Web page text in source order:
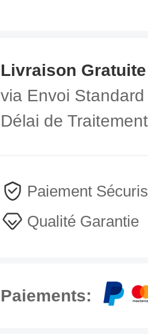
Livraison Gratuite
via Envoi Standard
Délai de
Paiement
Qualité Garantie
Paiements: